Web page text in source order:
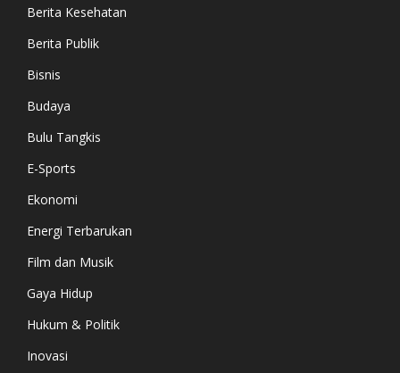
Berita Kesehatan
Berita Publik
Bisnis
Budaya
Bulu Tangkis
E-Sports
Ekonomi
Energi Terbarukan
Film dan Musik
Gaya Hidup
Hukum & Politik
Inovasi